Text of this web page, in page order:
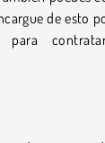
de esto
para